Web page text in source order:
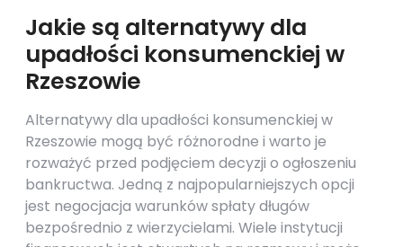
Jakie są alternatywy dla
upadłości konsumenckiej w
Rzeszowie
Alternatywy dla upadłości konsumenckiej w
Rzeszowie mogą być różnorodne i warto je
rozważyć przed podjęciem decyzji o ogłoszeniu
bankructwa. Jedną z najpopularniejszych opcji
jest negocjacja warunków spłaty długów
bezpośrednio z wierzycielami. Wiele instytucji